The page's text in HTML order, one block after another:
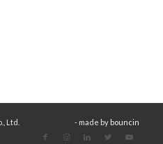
Ltd. - made by bouncin